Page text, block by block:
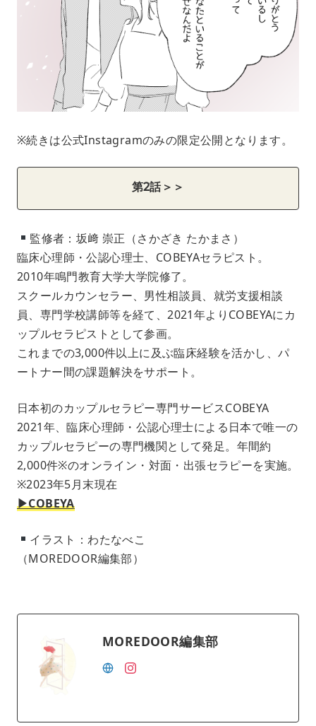
※続きは公式Instagramのみの限定公開となります。
第2話＞＞
監修者：坂﨑 崇正（さかざき たかまさ）
臨床心理師・公認心理士、COBEYAセラピスト。
2010年鳴門教育大学大学院修了。
スクールカウンセラー、男性相談員、就労支援相談
員、専門学校講師等を経て、2021年よりCOBEYAにカ
ップルセラピストとして参画。
これまでの3,000件以上に及ぶ臨床経験を活かし、パ
ートナー間の課題解決をサポート。
日本初のカップルセラピー専門サービスCOBEYA
2021年、臨床心理師・公認心理士による日本で唯一の
カップルセラピーの専門機関として発足。年間約
2,000件※のオンライン・対面・出張セラピーを実施。
※2023年5月末現在
▶︎COBEYA
イラスト：わたなべこ
（MOREDOOR編集部）
MOREDOOR編集部